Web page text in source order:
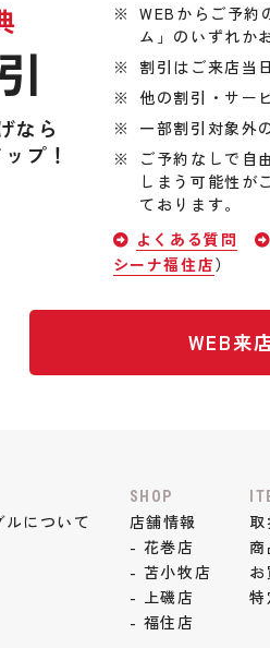
なら
プ！
WEBからご予約
ム」のいずれか
割引はご来店当
他の割引・サー
一部割引対象外
ご予約なしで自
しまう可能性が
ております。
よくある質問
シーナ福住店）
WEB来
について
SHOP
店舗情報
- 花巻店
- 苫小牧店
- 上磯店
- 福住店
商